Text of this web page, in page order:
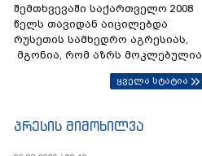
შემთხვევაში საქართველო 2008
წელს თავიდან აიცილებდა
რუსეთის სამხედრო აგრესიას,
მგონია, რომ აზრს მოკლებულია
ყველა სტატია
პრესის მიმოხილვა